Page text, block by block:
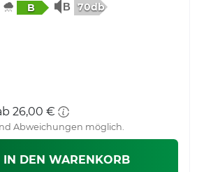
B 70db
26,00 €
Abweichungen möglich.
IN DEN WARENKORB